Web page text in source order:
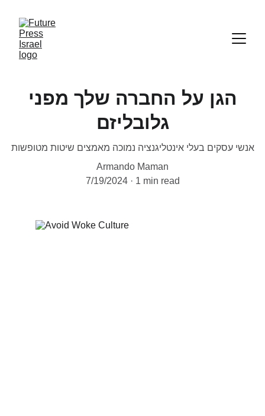
הגן על החברה שלך מפני
גלובליזם
אנשי עסקים בעלי אינטליגנציה נמוכה מאמצים שיטות מטופשות
Armando Maman
7/19/2024
1 min read